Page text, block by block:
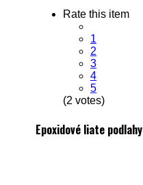
Rate this item
1
2
3
4
5
(2 votes)
Epoxidové liate podlahy